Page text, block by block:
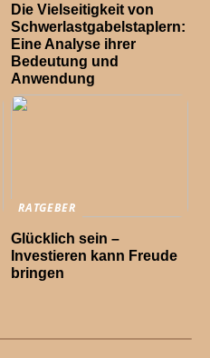
Die Vielseitigkeit von
Schwerlastgabelstaplern:
Eine Analyse ihrer
Bedeutung und
Anwendung
RATGEBER
Glücklich sein –
Investieren kann Freude
bringen